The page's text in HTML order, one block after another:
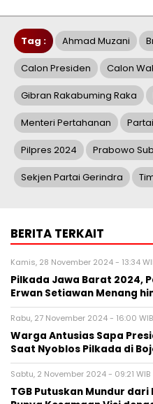
Tag : Ahmad Muzani
Calon Presiden Calon
Gibran Rakabuming Raka
Menteri Pertahanan
Pilpres 2024 Prabowo
Sekjen Partai Gerindra
BERITA TERKAIT
Kamis, 28 November 2024 - 13:34
Pilkada Jawa Barat 2024,
Erwan Setiawan Menang
Rabu, 27 November 2024 - 16:00 WIB
Warga Antusias Sapa
Saat Nyoblos Pilkada di
Sabtu, 2 November 2024 - 09:21 WIB
TGB Putuskan Mundur